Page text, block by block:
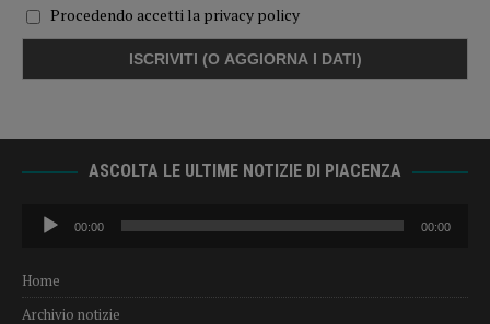
Procedendo accetti la privacy policy
ASCOLTA LE ULTIME NOTIZIE DI PIACENZA
Audio
Player
00:00 00:00
Home
Archivio notizie